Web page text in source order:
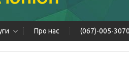
Про нас (067)-005-3070